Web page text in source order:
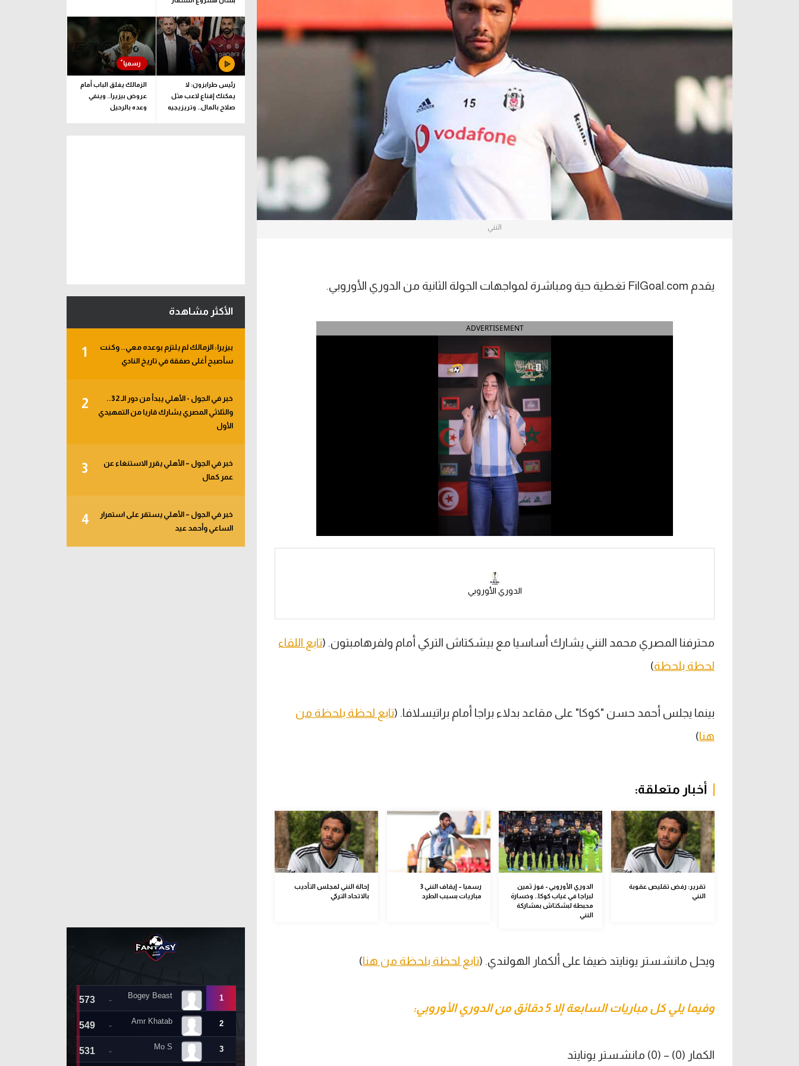
ركن الألعاب
الدوري السعودي للمحترفين
دوري أبطال أوروبا
دوري أبطال إفريقيا
كل البطولات
القسم الثاني
رياضات أخرى
أمريكا
النني
يقدم FilGoal.com تغطية حية ومباشرة لمواجهات الجولة الثانية من الدوري الأوروبي.
ADVERTISEMENT
الدوري الأوروبي
محترفنا المصري محمد النني يشارك أساسيا مع بيشكتاش التركي أمام ولفرهامبتون. (تابع اللقاء
لحظة بلحظة)
بينما يجلس أحمد حسن "كوكا" على مقاعد بدلاء براجا أمام براتيسلافا. (تابع لحظة بلحظة من
هنا)
أخبار متعلقة:
تقرير: رفض تقليص عقوبة
النني
الدوري الأوروبي - فوز ثمين
لبراجا في غياب كوكا.. وخسارة
محبطة لبشكتاش بمشاركة
النني
رسميا – إيقاف النني 3
مباريات بسبب الطرد
إحالة النني لمجلس التأديب
بالاتحاد التركي
ويحل مانشستر يونايتد ضيفا على ألكمار الهولندي. (تابع لحظة بلحظة من هنا)
وفيما يلي كل مباريات السابعة إلا 5 دقائق من الدوري الأوروبي:
الكمار (0) – (0) مانشستر يونايتد
رئيس طرابزون: لا
يمكنك إقناع لاعب مثل
صلاح بالمال.. وتريزيجيه
الزمالك يغلق الباب أمام
عروض بيزيرا.. وينفي
وعده بالرحيل
الأكثر مشاهدة
1
بيزيرا: الزمالك لم يلتزم بوعده معي.. وكنت
سأصبح أغلى صفقة في تاريخ النادي
2
خبر في الجول - الأهلي يبدأ من دور الـ 32..
والثلاثي المصري يشارك قاريا من التمهيدي
الأول
3
خبر في الجول – الأهلي يقرر الاستنغاء عن
عمر كمال
4
خبر في الجول – الأهلي يستقر على استمرار
الساعي وأحمد عيد